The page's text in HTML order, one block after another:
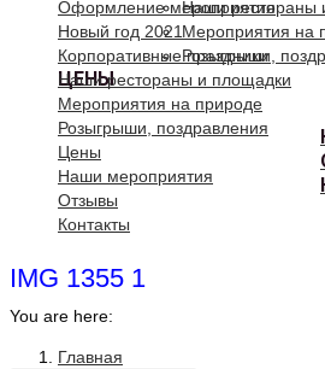
Наши рестораны
Мероприятия на
Розыгрыши,
ЦЕНЫ
Оформление мероприятия
Новый год 2021
Корпоративные праздники
Наши рестораны и площадки
Мероприятия на природе
Розыгрыши, поздравления
Цены
Наши мероприятия
Отзывы
Контакты
IMG 1355 1
You are here:
Главная